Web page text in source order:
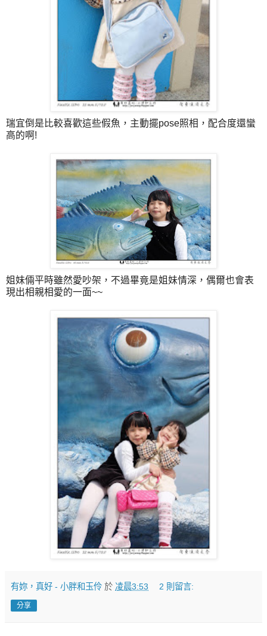
瑞宜倒是比較喜歡這些假魚，主動擺pose照相，配合度還蠻
高的啊!
姐妹倆平時雖然愛吵架，不過畢竟是姐妹情深，偶爾也會表
現出相親相愛的一面~~
有妳，真好 - 小胖和玉伶 於 凌晨3:53 2 則留言:
分享